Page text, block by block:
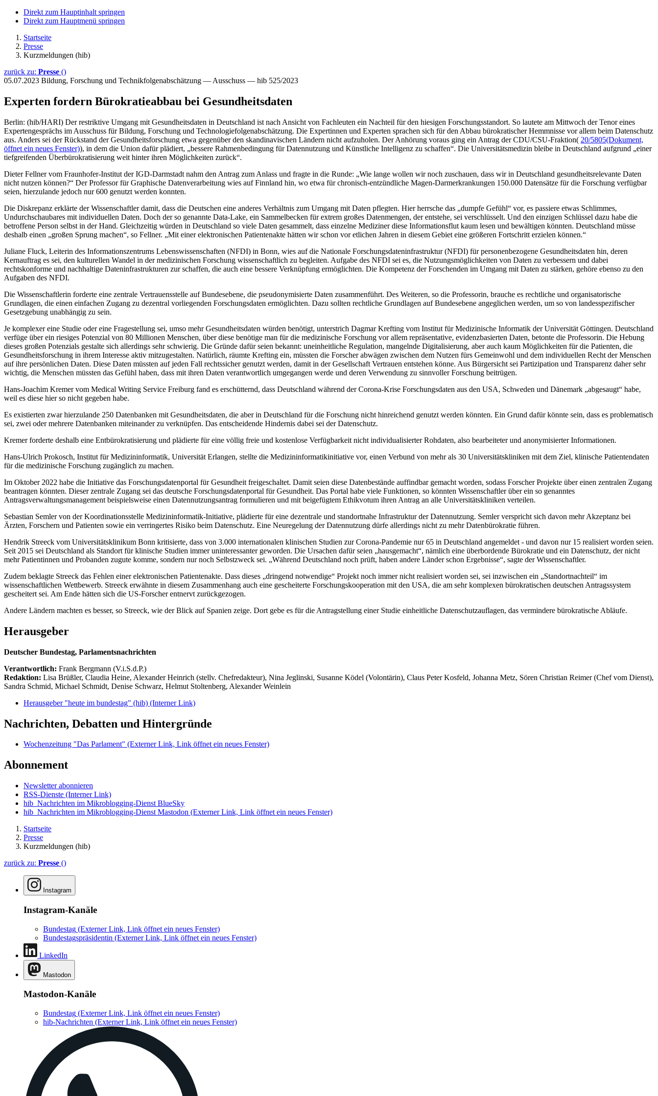
Direkt zum Hauptinhalt springen
Direkt zum Hauptmenü springen
Startseite
Presse
Kurzmeldungen (hib)
zurück zu: Presse ()
05.07.2023 Bildung, Forschung und Technikfolgenabschätzung — Ausschuss — hib 525/2023
Experten fordern Bürokratieabbau bei Gesundheitsdaten
Berlin: (hib/HARI) Der restriktive Umgang mit Gesundheitsdaten in Deutschland ist nach Ansicht von Fachleuten ein Nachteil für den hiesigen Forschungsstandort. So lautete am Mittwoch der Tenor eines
Expertengesprächs im Ausschuss für Bildung, Forschung und Technologiefolgenabschätzung. Die Expertinnen und Experten sprachen sich für den Abbau bürokratischer Hemmnisse vor allem beim Datenschutz
aus. Anders sei der Rückstand der Gesundheitsforschung etwa gegenüber den skandinavischen Ländern nicht aufzuholen. Der Anhörung voraus ging ein Antrag der CDU/CSU-Fraktion( 20/5805(Dokument,
öffnet ein neues Fenster)), in dem die Union dafür plädiert, „bessere Rahmenbedingung für Datennutzung und Künstliche Intelligenz zu schaffen“. Die Universitätsmedizin bleibe in Deutschland aufgrund „einer
tiefgreifenden Überbürokratisierung weit hinter ihren Möglichkeiten zurück“.
Dieter Fellner vom Fraunhofer-Institut der IGD-Darmstadt nahm den Antrag zum Anlass und fragte in die Runde: „Wie lange wollen wir noch zuschauen, dass wir in Deutschland gesundheitsrelevante Daten
nicht nutzen können?“ Der Professor für Graphische Datenverarbeitung wies auf Finnland hin, wo etwa für chronisch-entzündliche Magen-Darmerkrankungen 150.000 Datensätze für die Forschung verfügbar
seien, hierzulande jedoch nur 600 genutzt werden konnten.
Die Diskrepanz erklärte der Wissenschaftler damit, dass die Deutschen eine anderes Verhältnis zum Umgang mit Daten pflegten. Hier herrsche das „dumpfe Gefühl“ vor, es passiere etwas Schlimmes,
Undurchschaubares mit individuellen Daten. Doch der so genannte Data-Lake, ein Sammelbecken für extrem großes Datenmengen, der entstehe, sei verschlüsselt. Und den einzigen Schlüssel dazu habe die
betroffene Person selbst in der Hand. Gleichzeitig würden in Deutschland so viele Daten gesammelt, dass einzelne Mediziner diese Informationsflut kaum lesen und bewältigen könnten. Deutschland müsse
deshalb einen „großen Sprung machen“, so Fellner. „Mit einer elektronischen Patientenakte hätten wir schon vor etlichen Jahren in diesem Gebiet eine größeren Fortschritt erzielen können.“
Juliane Fluck, Leiterin des Informationszentrums Lebenswissenschaften (NFDI) in Bonn, wies auf die Nationale Forschungsdateninfrastruktur (NFDI) für personenbezogene Gesundheitsdaten hin, deren
Kernauftrag es sei, den kulturellen Wandel in der medizinischen Forschung wissenschaftlich zu begleiten. Aufgabe des NFDI sei es, die Nutzungsmöglichkeiten von Daten zu verbessern und dabei
rechtskonforme und nachhaltige Dateninfrastrukturen zur schaffen, die auch eine bessere Verknüpfung ermöglichten. Die Kompetenz der Forschenden im Umgang mit Daten zu stärken, gehöre ebenso zu den
Aufgaben des NFDI.
Die Wissenschaftlerin forderte eine zentrale Vertrauensstelle auf Bundesebene, die pseudonymisierte Daten zusammenführt. Des Weiteren, so die Professorin, brauche es rechtliche und organisatorische
Grundlagen, die einen einfachen Zugang zu dezentral vorliegenden Forschungsdaten ermöglichten. Dazu sollten rechtliche Grundlagen auf Bundesebene angeglichen werden, um so von landesspezifischer
Gesetzgebung unabhängig zu sein.
Je komplexer eine Studie oder eine Fragestellung sei, umso mehr Gesundheitsdaten würden benötigt, unterstrich Dagmar Krefting vom Institut für Medizinische Informatik der Universität Göttingen. Deutschland
verfüge über ein riesiges Potenzial von 80 Millionen Menschen, über diese benötige man für die medizinische Forschung vor allem repräsentative, evidenzbasierten Daten, betonte die Professorin. Die Hebung
dieses großen Potenzials gestalte sich allerdings sehr schwierig. Die Gründe dafür seien bekannt: uneinheitliche Regulation, mangelnde Digitalisierung, aber auch kaum Möglichkeiten für die Patienten, die
Gesundheitsforschung in ihrem Interesse aktiv mitzugestalten. Natürlich, räumte Krefting ein, müssten die Forscher abwägen zwischen dem Nutzen fürs Gemeinwohl und dem individuellen Recht der Menschen
auf ihre persönlichen Daten. Diese Daten müssten auf jeden Fall rechtssicher genutzt werden, damit in der Gesellschaft Vertrauen entstehen könne. Aus Bürgersicht sei Partizipation und Transparenz daher sehr
wichtig, die Menschen müssten das Gefühl haben, dass mit ihren Daten verantwortlich umgegangen werde und deren Verwendung zu sinnvoller Forschung beitrügen.
Hans-Joachim Kremer vom Medical Writing Service Freiburg fand es erschütternd, dass Deutschland während der Corona-Krise Forschungsdaten aus den USA, Schweden und Dänemark „abgesaugt“ habe,
weil es diese hier so nicht gegeben habe.
Es existierten zwar hierzulande 250 Datenbanken mit Gesundheitsdaten, die aber in Deutschland für die Forschung nicht hinreichend genutzt werden könnten. Ein Grund dafür könnte sein, dass es problematisch
sei, zwei oder mehrere Datenbanken miteinander zu verknüpfen. Das entscheidende Hindernis dabei sei der Datenschutz.
Kremer forderte deshalb eine Entbürokratisierung und plädierte für eine völlig freie und kostenlose Verfügbarkeit nicht individualisierter Rohdaten, also bearbeiteter und anonymisierter Informationen.
Hans-Ulrich Prokosch, Institut für Medizininformatik, Universität Erlangen, stellte die Medizininformatikinitiative vor, einen Verbund von mehr als 30 Universitätskliniken mit dem Ziel, klinische Patientendaten
für die medizinische Forschung zugänglich zu machen.
Im Oktober 2022 habe die Initiative das Forschungsdatenportal für Gesundheit freigeschaltet. Damit seien diese Datenbestände auffindbar gemacht worden, sodass Forscher Projekte über einen zentralen Zugang
beantragen könnten. Dieser zentrale Zugang sei das deutsche Forschungsdatenportal für Gesundheit. Das Portal habe viele Funktionen, so könnten Wissenschaftler über ein so genanntes
Antragsverwaltungsmanagement beispielsweise einen Datennutzungsantrag formulieren und mit beigefügtem Ethikvotum ihren Antrag an alle Universitätskliniken verteilen.
Sebastian Semler von der Koordinationsstelle Medizininformatik-Initiative, plädierte für eine dezentrale und standortnahe Infrastruktur der Datennutzung. Semler verspricht sich davon mehr Akzeptanz bei
Ärzten, Forschern und Patienten sowie ein verringertes Risiko beim Datenschutz. Eine Neuregelung der Datennutzung dürfe allerdings nicht zu mehr Datenbürokratie führen.
Hendrik Streeck vom Universitätsklinikum Bonn kritisierte, dass von 3.000 internationalen klinischen Studien zur Corona-Pandemie nur 65 in Deutschland angemeldet - und davon nur 15 realisiert worden seien.
Seit 2015 sei Deutschland als Standort für klinische Studien immer uninteressanter geworden. Die Ursachen dafür seien „hausgemacht“, nämlich eine überbordende Bürokratie und ein Datenschutz, der nicht
mehr Patientinnen und Probanden zugute komme, sondern nur noch Selbstzweck sei. „Während Deutschland noch prüft, haben andere Länder schon Ergebnisse“, sagte der Wissenschaftler.
Zudem beklagte Streeck das Fehlen einer elektronischen Patientenakte. Dass dieses „dringend notwendige“ Projekt noch immer nicht realisiert worden sei, sei inzwischen ein „Standortnachteil“ im
wissenschaftlichen Wettbewerb. Streeck erwähnte in diesem Zusammenhang auch eine gescheiterte Forschungskooperation mit den USA, die am sehr komplexen bürokratischen deutschen Antragssystem
gescheitert sei. Am Ende hätten sich die US-Forscher entnervt zurückgezogen.
Andere Ländern machten es besser, so Streeck, wie der Blick auf Spanien zeige. Dort gebe es für die Antragstellung einer Studie einheitliche Datenschutzauflagen, das vermindere bürokratische Abläufe.
Herausgeber
Deutscher Bundestag, Parlamentsnachrichten
Verantwortlich: Frank Bergmann (V.i.S.d.P.)
Redaktion: Lisa Brüßler, Claudia Heine, Alexander Heinrich (stellv. Chefredakteur), Nina Jeglinski, Susanne Ködel (Volontärin), Claus Peter Kosfeld, Johanna Metz, Sören Christian Reimer (Chef vom Dienst),
Sandra Schmid, Michael Schmidt, Denise Schwarz, Helmut Stoltenberg, Alexander Weinlein
Herausgeber "heute im bundestag" (hib) (Interner Link)
Nachrichten, Debatten und Hintergründe
Wochenzeitung "Das Parlament" (Externer Link, Link öffnet ein neues Fenster)
Abonnement
Newsletter abonnieren
RSS-Dienste (Interner Link)
hib_Nachrichten im Mikroblogging-Dienst BlueSky
hib_Nachrichten im Mikroblogging-Dienst Mastodon (Externer Link, Link öffnet ein neues Fenster)
Startseite
Presse
Kurzmeldungen (hib)
zurück zu: Presse ()
Instagram
Instagram-Kanäle
Bundestag (Externer Link, Link öffnet ein neues Fenster)
Bundestagspräsidentin (Externer Link, Link öffnet ein neues Fenster)
LinkedIn
Mastodon
Mastodon-Kanäle
Bundestag (Externer Link, Link öffnet ein neues Fenster)
hib-Nachrichten (Externer Link, Link öffnet ein neues Fenster)